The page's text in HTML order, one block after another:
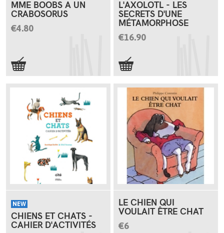
MME BOOBS A UN
CRABOSORUS
€4.80
L'AXOLOTL - LES
SECRETS D'UNE
MÉTAMORPHOSE
€16.90
NEW
CHIENS ET CHATS -
CAHIER D'ACTIVITÉS
LE CHIEN QUI
VOULAIT ÊTRE CHAT
€6